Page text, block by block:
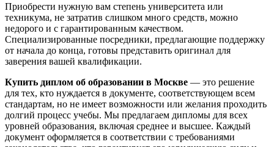
Приобрести нужную вам степень университета или
техникума, не затратив слишком много средств, можно
недорого и с гарантированным качеством.
Специализированные посредники, предлагающие поддержку
от начала до конца, готовы представить оригинал для
заверения вашей квалификации.
Купить диплом об образовании в Москве — это решение
для тех, кто нуждается в документе, соответствующем всем
стандартам, но не имеет возможности или желания проходить
долгий процесс учебы. Мы предлагаем дипломы для всех
уровней образования, включая среднее и высшее. Каждый
документ оформляется в соответствии с требованиями